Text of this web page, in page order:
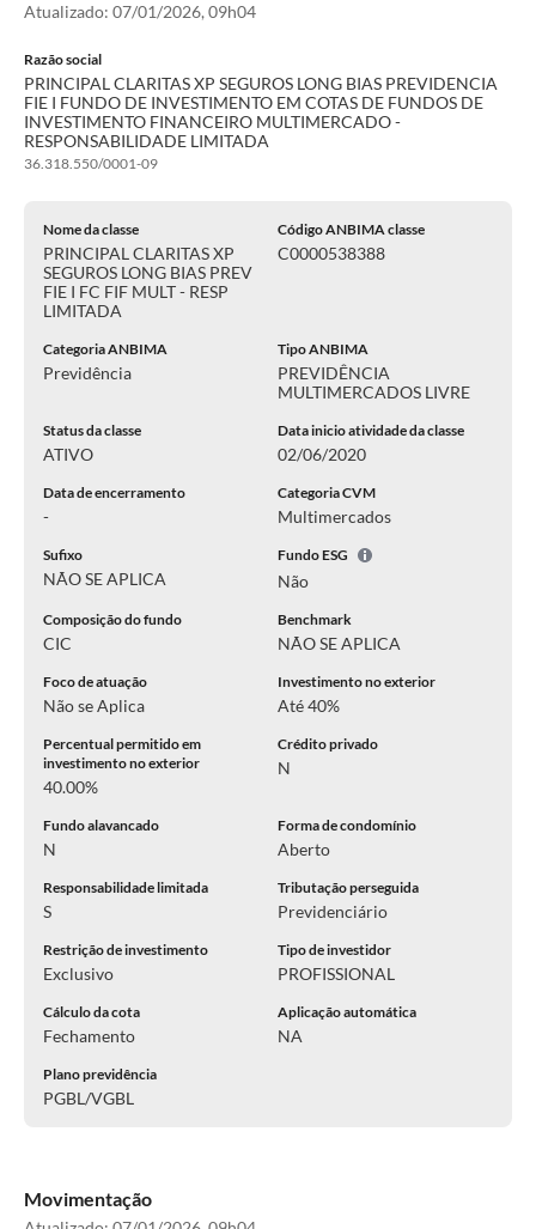
Atualizado: 07/01/2026, 09h04
Razão social
PRINCIPAL CLARITAS XP SEGUROS LONG BIAS PREVIDENCIA
FIE I FUNDO DE INVESTIMENTO EM COTAS DE FUNDOS DE
INVESTIMENTO FINANCEIRO MULTIMERCADO -
RESPONSABILIDADE LIMITADA
36.318.550/0001-09
Nome da classe
PRINCIPAL CLARITAS XP
SEGUROS LONG BIAS PREV
FIE I FC FIF MULT - RESP
LIMITADA
Código ANBIMA classe
C0000538388
Categoria ANBIMA
Previdência
Tipo ANBIMA
PREVIDÊNCIA
MULTIMERCADOS LIVRE
Status da classe
ATIVO
Data inicio atividade da classe
02/06/2020
Data de encerramento
-
Categoria CVM
Multimercados
Sufixo
NÃO SE APLICA
Fundo ESG
Não
Composição do fundo
CIC
Benchmark
NÃO SE APLICA
Foco de atuação
Não se Aplica
Investimento no exterior
Até 40%
Percentual permitido em
investimento no exterior
40.00%
Crédito privado
N
Fundo alavancado
N
Forma de condomínio
Aberto
Responsabilidade limitada
S
Tributação perseguida
Previdenciário
Restrição de investimento
Exclusivo
Tipo de investidor
PROFISSIONAL
Cálculo da cota
Fechamento
Aplicação automática
NA
Plano previdência
PGBL/VGBL
Movimentação